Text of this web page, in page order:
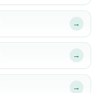
→
→
→